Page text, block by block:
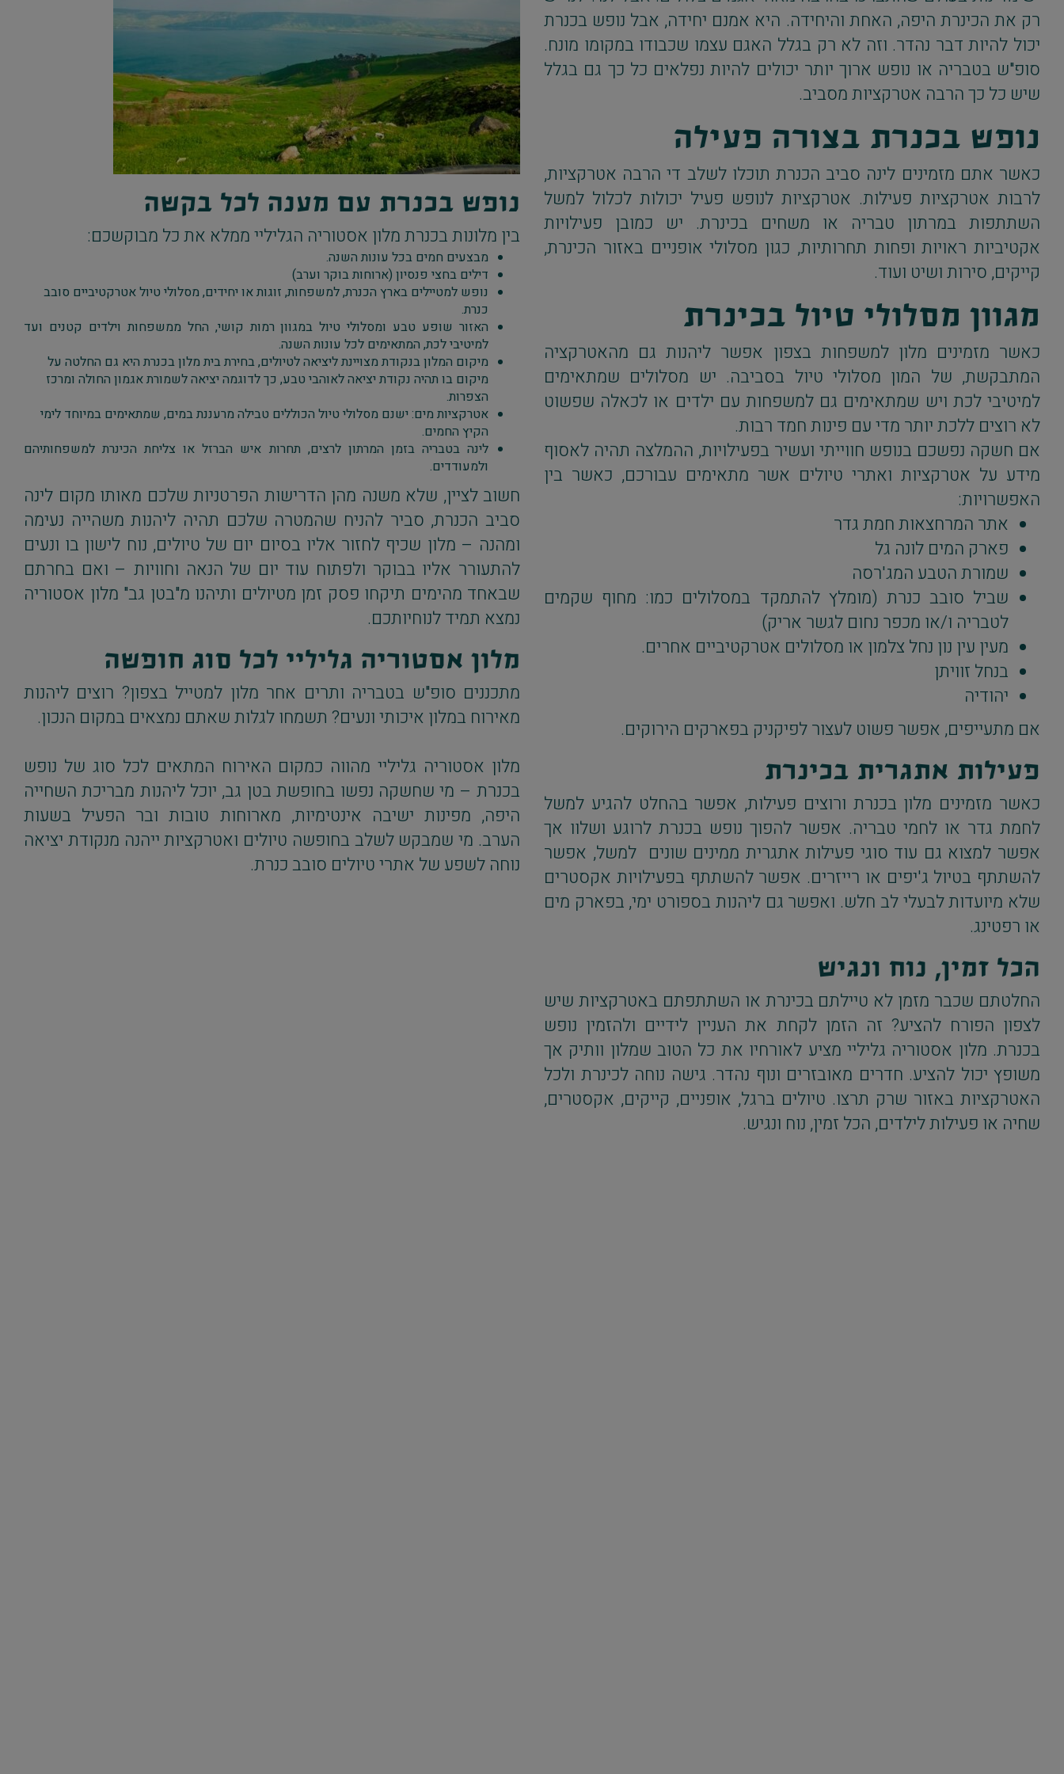
רק את הכינרת היפה, האחת והיחידה. היא אמנם יחידה, אבל נופש בכנרת
יכול להיות דבר נהדר. וזה לא רק בגלל האגם עצמו שכבודו במקומו מונח.
סופ"ש בטבריה או נופש ארוך יותר יכולים להיות נפלאים כל כך גם בגלל
שיש כל כך הרבה אטרקציות מסביב.
נופש בכנרת בצורה פעילה
כאשר אתם מזמינים לינה סביב הכנרת תוכלו לשלב די הרבה אטרקציות,
לרבות אטרקציות פעילות. אטרקציות לנופש פעיל יכולות לכלול למשל
השתתפות במרתון טבריה או משחים בכינרת. יש כמובן פעילויות
אקטיביות ראויות ופחות תחרותיות, כגון מסלולי אופניים באזור הכינרת,
קייקים, סירות ושיט ועוד.
מגוון מסלולי טיול בכינרת
כאשר מזמינים מלון למשפחות בצפון אפשר ליהנות גם מהאטרקציה
המתבקשת, של המון מסלולי טיול בסביבה. יש מסלולים שמתאימים
למיטיבי לכת ויש שמתאימים גם למשפחות עם ילדים או לכאלה שפשוט
לא רוצים ללכת יותר מדי עם פינות חמד רבות.
אם חשקה נפשכם בנופש חווייתי ועשיר בפעילויות, ההמלצה תהיה לאסוף
מידע על אטרקציות ואתרי טיולים אשר מתאימים עבורכם, כאשר בין
האפשרויות:
אתר המרחצאות חמת גדר
פארק המים לונה גל
שמורת הטבע המג'רסה
שביל סובב כנרת (מומלץ להתמקד במסלולים כמו: מחוף שקמים
לטבריה ו/או מכפר נחום לגשר אריק)
מעין עין נון נחל צלמון או מסלולים אטרקטיביים אחרים.
בנחל זוויתן
יהודיה
אם מתעייפים, אפשר פשוט לעצור לפיקניק בפארקים הירוקים.
פעילות אתגרית בכינרת
כאשר מזמינים מלון בכנרת ורוצים פעילות, אפשר בהחלט להגיע למשל
לחמת גדר או לחמי טבריה. אפשר להפוך נופש בכנרת לרוגע ושלוו אך
אפשר למצוא גם עוד סוגי פעילות אתגרית ממינים שונים למשל, אפשר
להשתתף בטיול ג'יפים או רייזרים. אפשר להשתתף בפעילויות אקסטרים
שלא מיועדות לבעלי לב חלש. ואפשר גם ליהנות בספורט ימי, בפארק מים
או רפטינג.
הכל זמין, נוח ונגיש
החלטתם שכבר מזמן לא טיילתם בכינרת או השתתפתם באטרקציות שיש
לצפון הפורח להציע? זה הזמן לקחת את העניין לידיים ולהזמין נופש
בכנרת. מלון אסטוריה גליליי מציע לאורחיו את כל הטוב שמלון וותיק אך
משופץ יכול להציע. חדרים מאובזרים ונוף נהדר. גישה נוחה לכינרת ולכל
האטרקציות באזור שרק תרצו. טיולים ברגל, אופניים, קייקים, אקסטרים,
שחיה או פעילות לילדים, הכל זמין, נוח ונגיש.
נופש בכנרת עם מענה לכל בקשה
בין מלונות בכנרת מלון אסטוריה הגליליי ממלא את כל מבוקשכם:
מבצעים חמים בכל עונות השנה.
דילים בחצי פנסיון (ארוחות בוקר וערב)
נופש למטיילים בארץ הכנרת, למשפחות, זוגות או יחידים, מסלולי טיול אטרקטיביים סובב
כנרת.
האזור שופע טבע ומסלולי טיול במגוון רמות קושי, החל ממשפחות וילדים קטנים ועד
למיטיבי לכת, המתאימים לכל עונות השנה.
מיקום המלון בנקודת מצויינת ליציאה לטיולים, בחירת בית מלון בכנרת היא גם החלטה על
מיקום בו תהיה נקודת יציאה לאוהבי טבע, כך לדוגמה יציאה לשמורת אגמון החולה ומרכז
הצפרות.
אטרקציות מים: ישנם מסלולי טיול הכוללים טבילה מרעננת במים, שמתאימים במיוחד לימי
הקיץ החמים.
לינה בטבריה בזמן המרתון לרצים, תחרות איש הברזל או צליחת הכינרת למשפחותיהם
ולמעודדים.
חשוב לציין, שלא משנה מהן הדרישות הפרטניות שלכם מאותו מקום לינה
סביב הכנרת, סביר להניח שהמטרה שלכם תהיה ליהנות משהייה נעימה
ומהנה – מלון שכיף לחזור אליו בסיום יום של טיולים, נוח לישון בו ונעים
להתעורר אליו בבוקר ולפתוח עוד יום של הנאה וחוויות – ואם בחרתם
שבאחד מהימים תיקחו פסק זמן מטיולים ותיהנו מ"בטן גב" מלון אסטוריה
נמצא תמיד לנוחיותכם.
מלון אסטוריה גליליי לכל סוג חופשה
מתכננים סופ"ש בטבריה ותרים אחר מלון למטייל בצפון? רוצים ליהנות
מאירוח במלון איכותי ונעים? תשמחו לגלות שאתם נמצאים במקום הנכון.
מלון אסטוריה גליליי מהווה כמקום האירוח המתאים לכל סוג של נופש
בכנרת – מי שחשקה נפשו בחופשת בטן גב, יוכל ליהנות מבריכת השחייה
היפה, מפינות ישיבה אינטימיות, מארוחות טובות ובר הפעיל בשעות
הערב. מי שמבקש לשלב בחופשה טיולים ואטרקציות ייהנה מנקודת יציאה
נוחה לשפע של אתרי טיולים סובב כנרת.